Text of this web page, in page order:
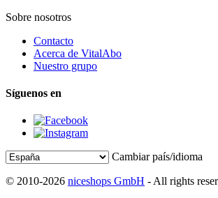
Sobre nosotros
Contacto
Acerca de VitalAbo
Nuestro grupo
Síguenos en
Cambiar país/idioma
© 2010-2026 niceshops GmbH - All rights